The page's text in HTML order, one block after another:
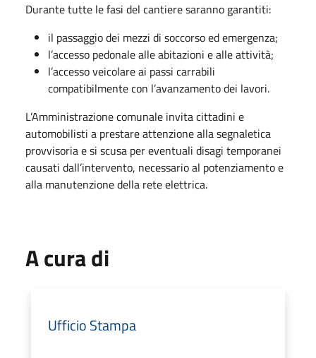
Durante tutte le fasi del cantiere saranno garantiti:
il passaggio dei mezzi di soccorso ed emergenza;
l’accesso pedonale alle abitazioni e alle attività;
l’accesso veicolare ai passi carrabili
compatibilmente con l’avanzamento dei lavori.
L’Amministrazione comunale invita cittadini e
automobilisti a prestare attenzione alla segnaletica
provvisoria e si scusa per eventuali disagi temporanei
causati dall’intervento, necessario al potenziamento e
alla manutenzione della rete elettrica.
A cura di
Ufficio Stampa